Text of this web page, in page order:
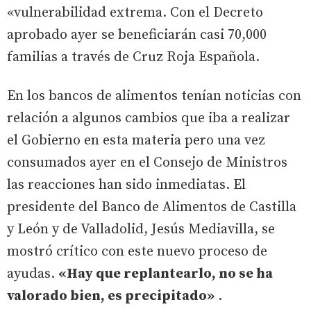
«vulnerabilidad extrema. Con el Decreto
aprobado ayer se beneficiarán casi 70,000
familias a través de Cruz Roja Española.
En los bancos de alimentos tenían noticias con
relación a algunos cambios que iba a realizar
el Gobierno en esta materia pero una vez
consumados ayer en el Consejo de Ministros
las reacciones han sido inmediatas. El
presidente del Banco de Alimentos de Castilla
y León y de Valladolid, Jesús Mediavilla, se
mostró crítico con este nuevo proceso de
ayudas. «Hay que replantearlo, no se ha
valorado bien, es precipitado» .